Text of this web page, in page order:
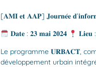
[𝐀𝐌𝐈 𝐞𝐭 𝐀𝐀𝐏] 𝐉𝐨𝐮𝐫𝐧𝐞́𝐞
𝐃𝐚𝐭𝐞 : 𝟐𝟑 𝐦𝐚𝐢 𝟐𝟎𝟐𝟒
𝐋𝐢𝐞𝐮
Le programme 𝐔𝐑𝐁𝐀𝐂𝐓,
développement urbain